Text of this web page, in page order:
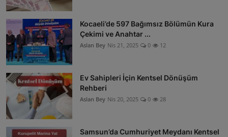
Kocaeli’de 597 Bağımsız Bölümün Kura
Çekimi ve Anahtar ...
Aslan Bey Nis 21, 2025 0 12
Ev Sahipleri İçin Kentsel Dönüşüm
Rehberi
Aslan Bey Nis 20, 2025 0 28
Samsun’da Cumhuriyet Meydanı Kentsel